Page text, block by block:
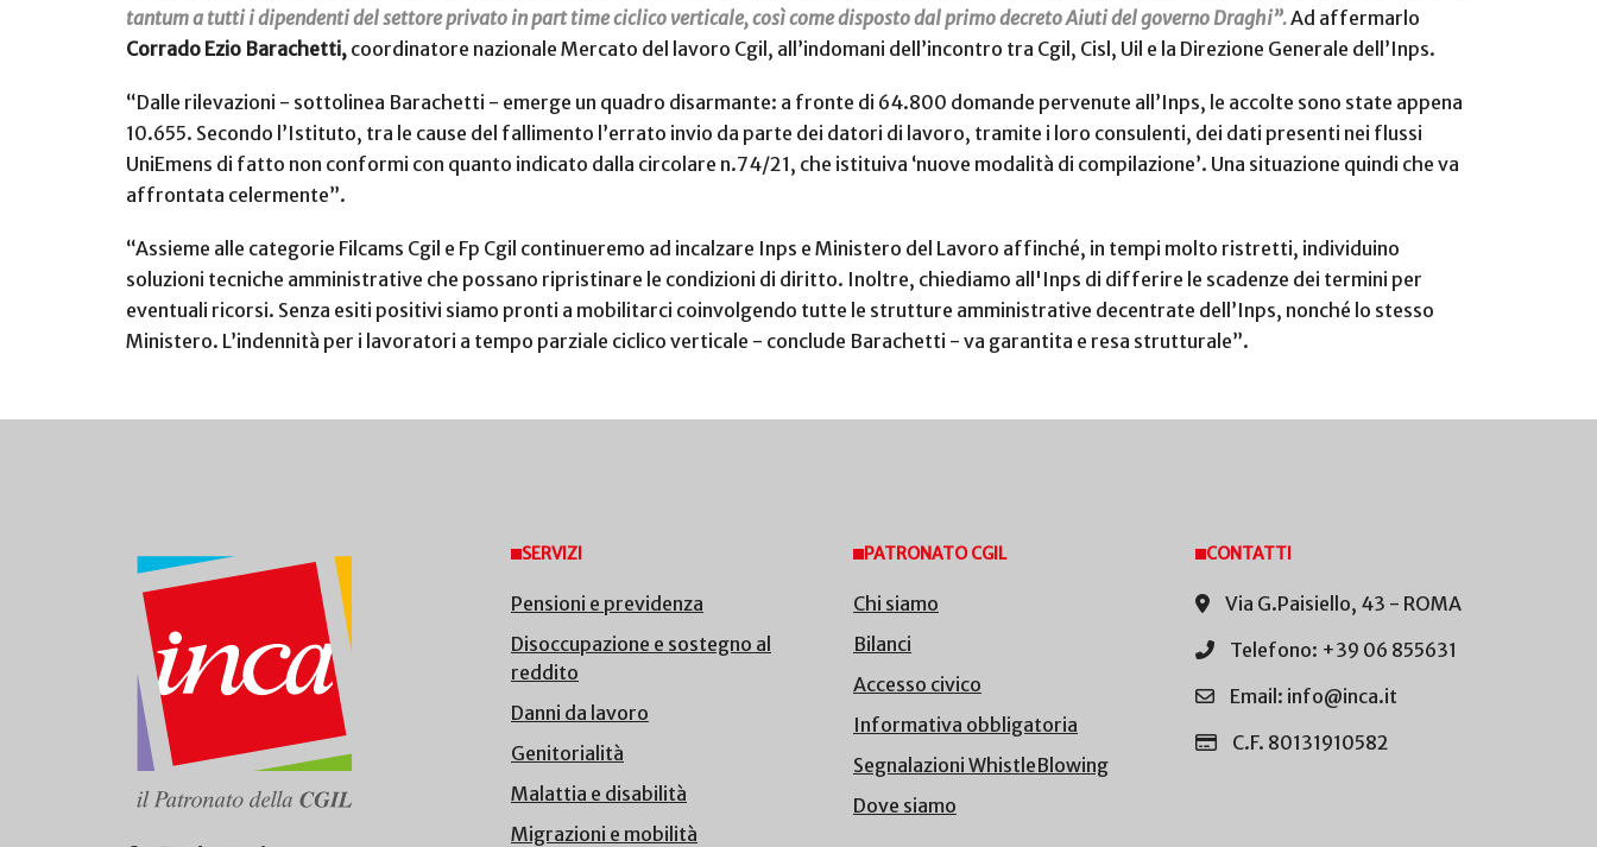
tantum a tutti i dipendenti del settore privato in part time ciclico verticale, così come disposto dal primo decreto Aiuti del governo Draghi”.Ad affermarlo
Corrado Ezio Barachetti, coordinatore nazionale Mercato del lavoro Cgil, all’indomani dell’incontro tra Cgil, Cisl, Uil e la Direzione Generale dell’Inps.
“Dalle rilevazioni - sottolinea Barachetti - emerge un quadro disarmante: a fronte di 64.800 domande pervenute all’Inps, le accolte sono state appena
10.655. Secondo l’Istituto, tra le cause del fallimento l’errato invio da parte dei datori di lavoro, tramite i loro consulenti, dei dati presenti nei flussi
UniEmens di fatto non conformi con quanto indicato dalla circolare n.74/21, che istituiva ‘nuove modalità di compilazione’. Una situazione quindi che va
affrontata celermente”.
“Assieme alle categorie Filcams Cgil e Fp Cgil continueremo ad incalzare Inps e Ministero del Lavoro affinché, in tempi molto ristretti, individuino
soluzioni tecniche amministrative che possano ripristinare le condizioni di diritto. Inoltre, chiediamo all'Inps di differire le scadenze dei termini per
eventuali ricorsi. Senza esiti positivi siamo pronti a mobilitarci coinvolgendo tutte le strutture amministrative decentrate dell’Inps, nonché lo stesso
Ministero. L’indennità per i lavoratori a tempo parziale ciclico verticale - conclude Barachetti - va garantita e resa strutturale”.
SERVIZI
Pensioni e previdenza
Disoccupazione e sostegno al
reddito
Danni da lavoro
Genitorialità
Malattia e disabilità
Migrazioni e mobilità
PATRONATO CGIL
Chi siamo
Bilanci
Accesso civico
Informativa obbligatoria
Segnalazioni WhistleBlowing
Dove siamo
CONTATTI
Via G.Paisiello, 43 - ROMA
Telefono: +39 06 855631
Email: info@inca.it
C.F. 80131910582